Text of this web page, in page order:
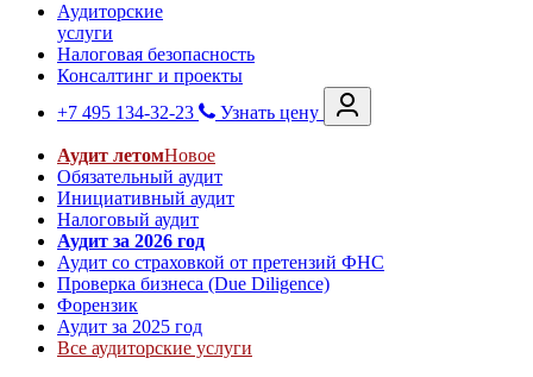
Аудиторские
услуги
Налоговая безопасность
Консалтинг и проекты
+7 495 134-32-23
Узнать цену
Аудит летомНовое
Обязательный аудит
Инициативный аудит
Налоговый аудит
Аудит за 2026 год
Аудит со страховкой от претензий ФНС
Проверка бизнеса (Due Diligence)
Форензик
Аудит за 2025 год
Все аудиторские услуги